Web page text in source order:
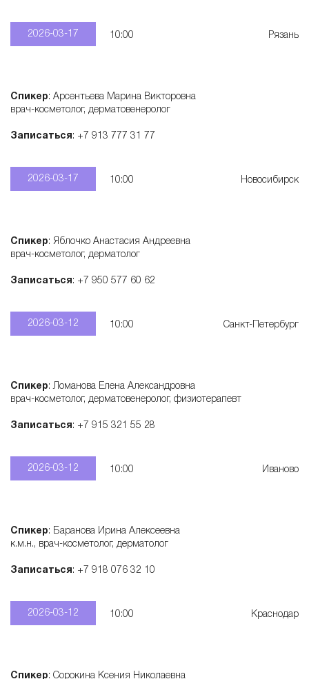
2026-03-17 10:00 Рязань
Спикер: Арсентьева Марина Викторовна
врач-косметолог, дерматовенеролог
Записаться: +7 913 777 31 77
2026-03-17 10:00 Новосибирск
Спикер: Яблочко Анастасия Андреевна
врач-косметолог, дерматолог
Записаться: +7 950 577 60 62
2026-03-12 10:00 Санкт-Петербург
Спикер: Ломанова Елена Александровна
врач-косметолог, дерматовенеролог, физиотерапевт
Записаться: +7 915 321 55 28
2026-03-12 10:00 Иваново
Спикер: Баранова Ирина Алексеевна
к.м.н., врач-косметолог, дерматолог
Записаться: +7 918 076 32 10
2026-03-12 10:00 Краснодар
Спикер: Сорокина Ксения Николаевна